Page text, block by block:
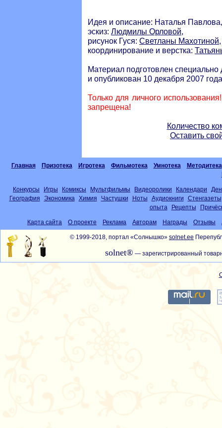
Идея и описание: Наталья
эскиз: Людмилы Орловой,
рисунок Гуся: Светланы Махотиной,
координирование и верстка:
Материал подготовлен специально
и опубликован 10 декабря 2007
Только для личного
запрещена!
Количество
Оставить
Главная Призотека Игротека Фильмотека Умнотека
Методитека
Конкурсы Игры Комиксы Мультфильмы Видеоролики Календари
География
Экономика Химия Частушки Ноты Аудиокниги
Стенгазеты
опыта
Рецепты
Карта сайта О проекте Реклама Авторам Награды Отзывы
© 1999-2018, портал «Солнышко» solnet.ee
solnet® — зарегистрированный